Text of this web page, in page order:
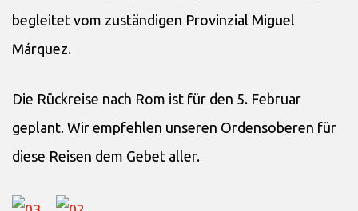
begleitet vom zuständigen Provinzial Miguel
Márquez.
Die Rückreise nach Rom ist für den 5. Februar
geplant. Wir empfehlen unseren Ordensoberen für
diese Reisen dem Gebet aller.